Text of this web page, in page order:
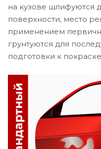
на кузове шлифуются
поверхности, место
применением
грунтуются для
подготовки к